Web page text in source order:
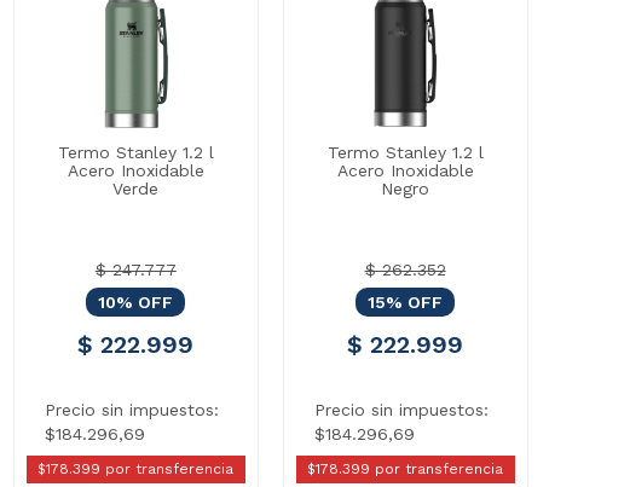
Termo Stanley 1.2 l
Acero Inoxidable
Verde
$ 247.777
10% OFF
$ 222.999
Precio sin impuestos:
$184.296,69
$178.399 por transferencia
Termo Stanley 1.2 l
Acero Inoxidable
Negro
$ 262.352
15% OFF
$ 222.999
Precio sin impuestos:
$184.296,69
$178.399 por transferencia